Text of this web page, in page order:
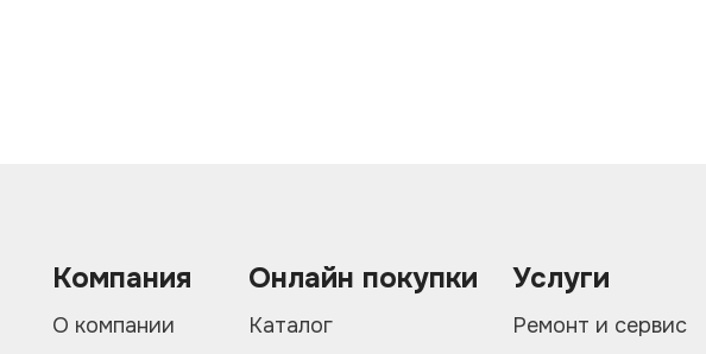
Компания
О компании
Онлайн покупки
Каталог
Услуги
Ремонт и сервис